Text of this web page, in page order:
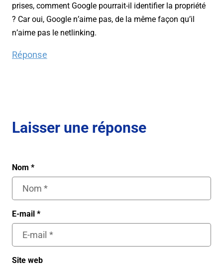
prises, comment Google pourrait-il identifier la propriété
? Car oui, Google n’aime pas, de la même façon qu’il
n’aime pas le netlinking.
Réponse
Laisser une réponse
Nom *
E-mail *
Site web